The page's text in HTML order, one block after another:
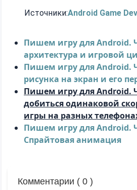
Источники:Android Game
Пишем игру для Android.
архитектура и игровой
Пишем игру для Android.
рисунка на экран и его
Пишем игру для Android.
добиться одинаковой
игры на разных
Пишем игру для Android.
Спрайтовая анимация
Комментарии ( 0 )